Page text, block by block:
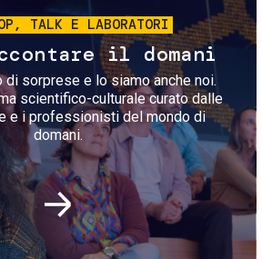
TALK E LABORATORI
il domani
di sorprese e lo siamo anche noi.
scientifico-culturale curato dalle
e i professionisti del mondo di
domani.